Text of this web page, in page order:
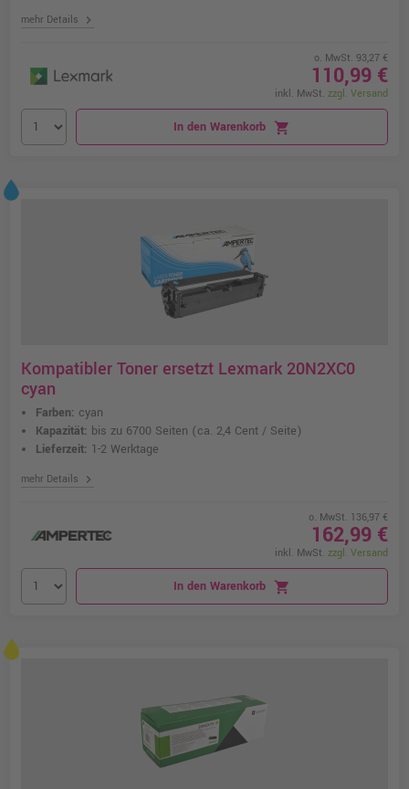
mehr Details chevron_right
o. MwSt. 93,27 €
110,99 €
inkl. MwSt. zzgl. Versand
In den Warenkorb shopping_cart
Kompatibler Toner ersetzt Lexmark 20N2XC0
cyan
Farben: cyan
Kapazität: bis zu 6700 Seiten (ca. 2,4 Cent / Seite)
Lieferzeit: 1-2 Werktage
mehr Details chevron_right
o. MwSt. 136,97 €
162,99 €
inkl. MwSt. zzgl. Versand
In den Warenkorb shopping_cart